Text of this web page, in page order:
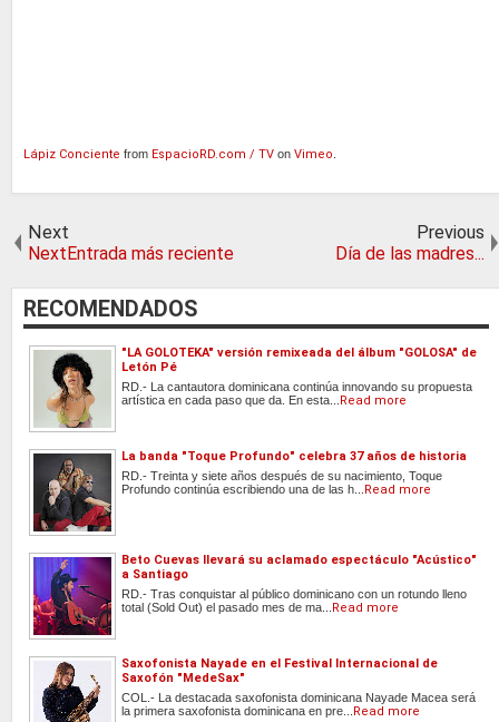
Lápiz Conciente from EspacioRD.com / TV on Vimeo
Next
NextEntrada más reciente
Previous
Día de las madres...
RECOMENDADOS
"LA GOLOTEKA" versión remixeada del álbum "GOLOSA" de
Letón Pé
RD.- La cantautora dominicana continúa innovando su propuesta
artística en cada paso que da. En esta... Read more
La banda "Toque Profundo" celebra 37 años de historia
RD.- Treinta y siete años después de su nacimiento, Toque
Profundo continúa escribiendo una de las h... Read more
Beto Cuevas llevará su aclamado espectáculo "Acústico"
a Santiago
RD.- Tras conquistar al público dominicano con un rotundo lleno
total (Sold Out) el pasado mes de ma... Read more
Saxofonista Nayade en el Festival Internacional de
Saxofón "MedeSax"
COL.- La destacada saxofonista dominicana Nayade Macea será
la primera saxofonista dominicana en pre... Read more